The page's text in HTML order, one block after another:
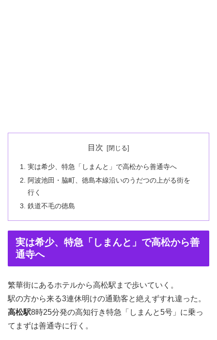
目次
実は希少、特急「しまんと」で高松から善通寺へ
阿波池田・脇町、徳島本線沿いのうだつの上がる街を
行く
鉄道不毛の徳島
実は希少、特急「しまんと」で高松から善
通寺へ
繁華街にあるホテルから高松駅まで歩いていく。
駅の方から来る3連休明けの通勤客と絶えずすれ違った。
高松駅8時25分発の高知行き特急「しまんと5号」に乗っ
てまずは善通寺に行く。